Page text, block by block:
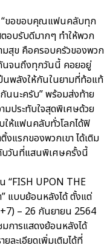
“ขอขอบคุณแฟนคลับทุก
อบรับดีมากๆ ทำให้พวก
มสุข คือครอบครัวของพวก
นจนถึงทุกวันนี้ คอยอยู่
ป็นพลังให้กันในยามที่ท้อแท้
นนะครับ” พร้อมส่งท้าย
มประทับใจสุดพิเศษด้วย
ให้แฟนคลับทั่วโลกได้ฟิ
แรกของพวกเขา ได้เติม
บวันที่แสนพิเศษครั้งนี้
“FISH UPON THE
แบบย้อนหลังได้ ตั้งแต่
– 26 กันยายน 2564
มการแสดงย้อนหลังได้
ละเอียดเพิ่มเติมได้ที่